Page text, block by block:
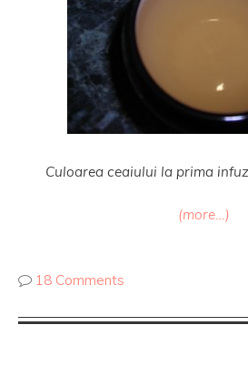
Culoarea ceaiului la prima
(more…)
18 Comments